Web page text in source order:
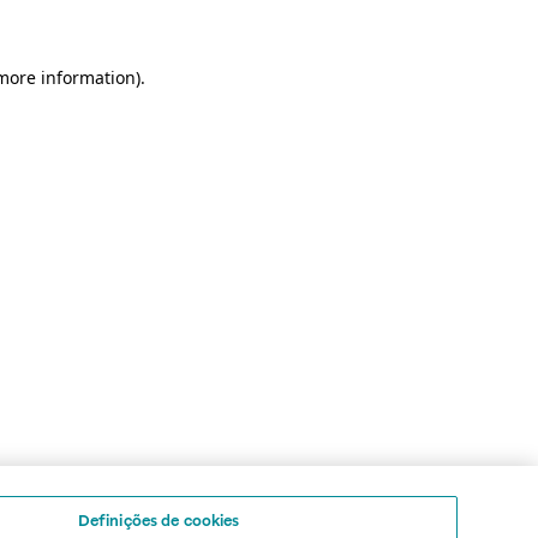
information).
Definições de cookies